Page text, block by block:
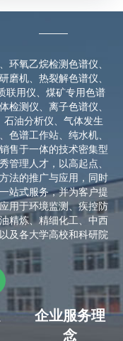
环氧乙烷检测色谱仪、
磨机、热裂解色谱仪、
联用仪、煤矿专用色谱
检测仪、离子色谱仪、
石油分析仪、气体发生
色谱工作站、纯水机、
售于一体的技术密集型
管理人才，以高起点、
法的推广与应用，同时
站式服务，并为客户提
用于环境监测、疾控防
精炼、精细化工、中西
及各大学高校和科研院
企业服务理
念